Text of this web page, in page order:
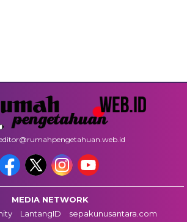
MEDIA NETWORK
LantangID
sepakunusantara.com